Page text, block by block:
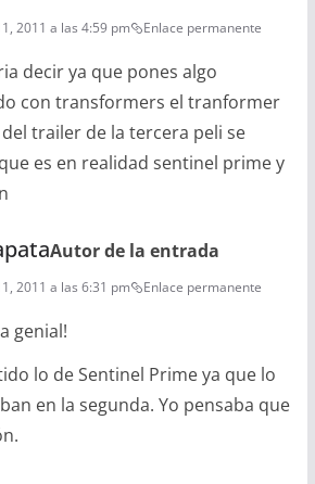
2011 a las 4:59 pm Enlace permanente
decir ya que pones algo
con transformers el tranformer
trailer de la tercera peli se
es en realidad sentinel prime y
Autor de la entrada
2011 a las 6:31 pm Enlace permanente
genial!
lo de Sentinel Prime ya que lo
en la segunda. Yo pensaba que